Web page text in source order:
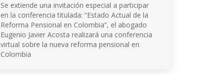
Se extiende una invitación especial a participar
en la conferencia titulada: “Estado Actual de la
Reforma Pensional en Colombia”, el abogado
Eugenio Javier Acosta realizará una conferencia
virtual sobre la nueva reforma pensional en
Colombia